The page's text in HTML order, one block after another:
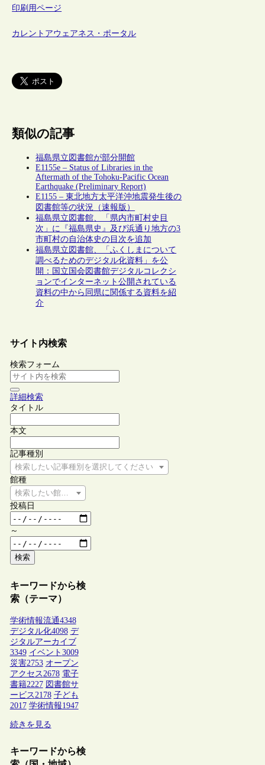
印刷用ページ
カレントアウェアネス・ポータル
類似の記事
福島県立図書館が部分開館
E1155e – Status of Libraries in the
Aftermath of the Tohoku-Pacific Ocean
Earthquake (Preliminary Report)
E1155 – 東北地方太平洋沖地震発生後の
図書館等の状況（速報版）
福島県立図書館、「県内市町村史目
次」に『福島県史』及び浜通り地方の3
市町村の自治体史の目次を追加
福島県立図書館、「ふくしまについて
調べるためのデジタル化資料」を公
開：国立国会図書館デジタルコレクシ
ョンでインターネット公開されている
資料の中から同県に関係する資料を紹
介
サイト内検索
検索フォーム
詳細検索
タイトル
本文
記事種別
検索したい記事種別を選択してください
館種
検索したい館種を選択してください
投稿日
～
検索
キーワードから検
索（テーマ）
学術情報流通4348
デジタル化4098 デ
ジタルアーカイブ
3349 イベント 3009
災害2753 オープン
アクセス 2678 電子
書籍2227 図書館サ
ービス 2178 子ども
2017 学術情報1947
続きを見る
キーワードから検